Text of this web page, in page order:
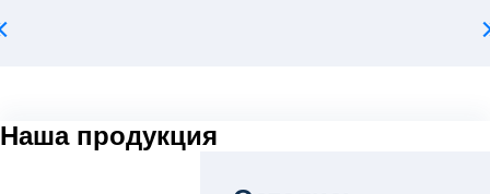
Наша продукция